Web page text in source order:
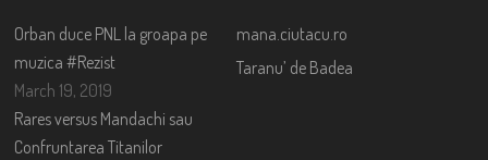
Orban duce PNL la groapa pe
muzica #Rezist
March 19, 2019
Rares versus Mandachi sau
Confruntarea Titanilor
mana.ciutacu.ro
Taranu’ de Badea